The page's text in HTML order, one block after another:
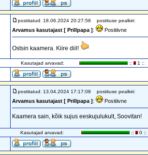
postitatud: 18.06.2024 20:27:58 postituse pealkiri:
Arvamus kasutajast [ Prillpapa ]: Positiivne
Ostsin kaamera. Kiire diil!
Kasutajad arvavad: :: 1 ::
postitatud: 13.04.2024 17:17:08 postituse pealkiri:
Arvamus kasutajast [ Prillpapa ]: Positiivne
Kaamera sain, kõik sujus eeskujulukult, Soovitan!
Kasutajad arvavad: :: 0 ::